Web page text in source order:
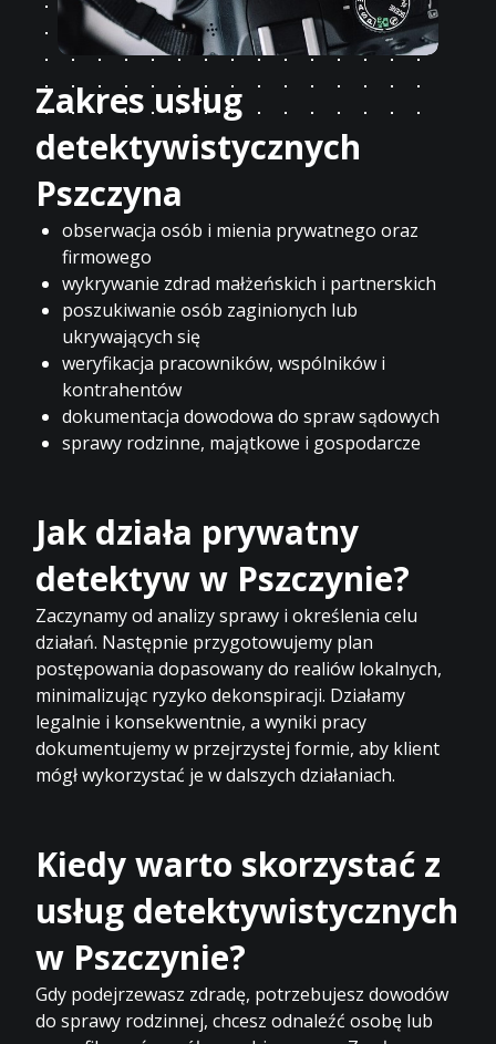
Zakres usług
detektywistycznych
Pszczyna
obserwacja osób i mienia prywatnego oraz
firmowego
wykrywanie zdrad małżeńskich i partnerskich
poszukiwanie osób zaginionych lub
ukrywających się
weryfikacja pracowników, wspólników i
kontrahentów
dokumentacja dowodowa do spraw sądowych
sprawy rodzinne, majątkowe i gospodarcze
Jak działa prywatny
detektyw w Pszczynie?
Zaczynamy od analizy sprawy i określenia celu
działań. Następnie przygotowujemy plan
postępowania dopasowany do realiów lokalnych,
minimalizując ryzyko dekonspiracji. Działamy
legalnie i konsekwentnie, a wyniki pracy
dokumentujemy w przejrzystej formie, aby klient
mógł wykorzystać je w dalszych działaniach.
Kiedy warto skorzystać z
usług detektywistycznych
w Pszczynie?
Gdy podejrzewasz zdradę, potrzebujesz dowodów
do sprawy rodzinnej, chcesz odnaleźć osobę lub